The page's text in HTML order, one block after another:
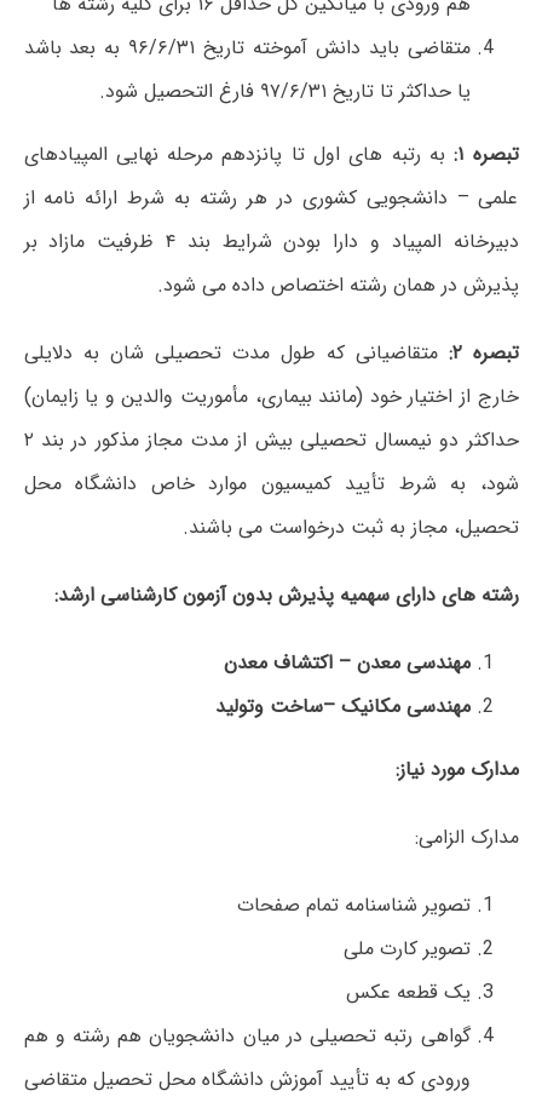
متقاضی باید دانش آموخته تاریخ ۹۶/۶/۳۱ به بعد باشد
یا حداکثر تا تاریخ ۹۷/۶/۳۱ فارغ‏ التحصیل شود.
تبصره ۱:
به رتبه های اول تا پانزدهم مرحله نهایی المپیادهای
علمی – دانشجویی کشوری در هر رشته به شرط ارائه نامه از
دبیرخانه المپیاد و دارا بودن شرایط بند ۴ ظرفیت مازاد بر
پذیرش در همان رشته اختصاص داده می شود.
تبصره ۲:
متقاضیانی که طول مدت تحصیلی شان به دلایلی
خارج از اختیار خود (مانند بیماری، مأموریت والدین و یا زایمان)
حداکثر دو نیمسال تحصیلی بیش از مدت مجاز مذکور در بند ۲
شود، به شرط تأیید کمیسیون موارد خاص دانشگاه محل
تحصیل، مجاز به ثبت درخواست می باشند.
رشته های دارای سهمیه پذیرش بدون آزمون کارشناسی ارشد:
مهندسی معدن – اکتشاف معدن
مهندسی مکانیک –ساخت وتولید
مدارک مورد نیاز:
مدارک الزامی:
تصویر شناسنامه تمام صفحات
تصویر کارت ملی
یک قطعه عکس
گواهی رتبه تحصیلی در میان دانشجویان هم رشته و هم
ورودی که به تأیید آموزش دانشگاه محل تحصیل متقاضی